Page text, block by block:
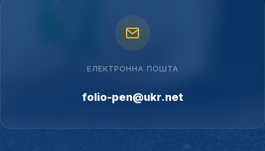
ЕЛЕКТРОННА ПОШТА
folio-pen@ukr.net